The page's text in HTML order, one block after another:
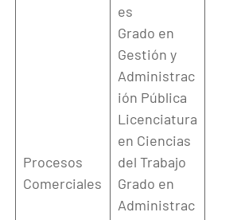
Procesos
Comerciales
es
Grado en
Gestión y
Administrac
ión Pública
Licenciatura
en Ciencias
del Trabajo
Grado en
Administrac